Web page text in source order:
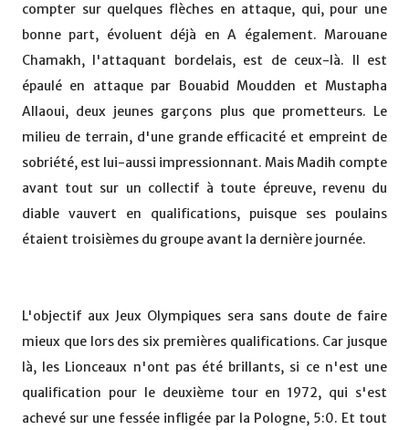
compter sur quelques flèches en attaque, qui, pour une
bonne part, évoluent déjà en A également. Marouane
Chamakh, l'attaquant bordelais, est de ceux-là. Il est
épaulé en attaque par Bouabid Moudden et Mustapha
Allaoui, deux jeunes garçons plus que prometteurs. Le
milieu de terrain, d'une grande efficacité et empreint de
sobriété, est lui-aussi impressionnant. Mais Madih compte
avant tout sur un collectif à toute épreuve, revenu du
diable vauvert en qualifications, puisque ses poulains
étaient troisièmes du groupe avant la dernière journée.
L'objectif aux Jeux Olympiques sera sans doute de faire
mieux que lors des six premières qualifications. Car jusque
là, les Lionceaux n'ont pas été brillants, si ce n'est une
qualification pour le deuxième tour en 1972, qui s'est
achevé sur une fessée infligée par la Pologne, 5:0. Et tout